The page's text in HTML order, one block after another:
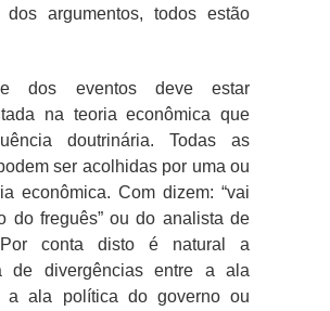
dos argumentos, todos estão
dos eventos deve estar
na teoria econômica que
doutrinária. Todas as
ser acolhidas por uma ou
econômica. Com dizem: “vai
do freguês” ou do analista de
Por conta disto é natural a
de divergências entre a ala
a ala política do governo ou